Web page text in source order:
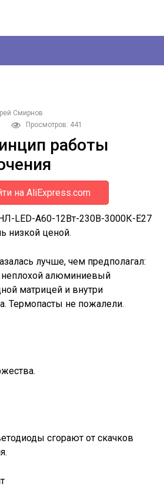
Смирнов
Просмотров: 441
работы
на AliExpress.com
LED-A60-12Bт-230В-3000К-Е27
низкой ценой.
лучше, чем предполагал:
неплохой алюминиевый
матрицей и внутри
Термопасты не пожалели.
сгорают от скачков